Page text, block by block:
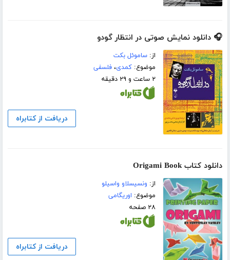
🎧 دانلود نمایش صوتی در انتظار گودو
از:ساموئل بکت
موضوع:کمدی،فلسفی
۲ ساعت و ۲۹ دقیقه
دریافت از کتابراه
دانلود کتاب Origami Book
از: ونسیسلاو واسیلو
موضوع: اوریگامی
۲۸ صفحه
دریافت از کتابراه